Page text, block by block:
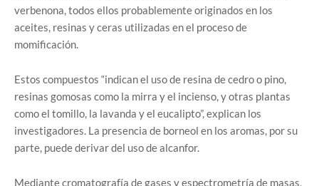
verbenona, todos ellos probablemente originados en los
aceites, resinas y ceras utilizadas en el proceso de
momificación.
Estos compuestos “indican el uso de resina de cedro o pino,
resinas gomosas como la mirra y el incienso, y otras plantas
como el tomillo, la lavanda y el eucalipto”, explican los
investigadores. La presencia de borneol en los aromas, por su
parte, puede derivar del uso de alcanfor.
Mediante cromatografía de gases y espectrometría de masas,